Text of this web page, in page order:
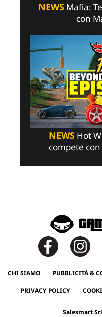
NEWSMafia:
con
NEWSHot
compete
CHI SIAMO PUBBLICITÀ &
PRIVACY POLICY
Salesmart